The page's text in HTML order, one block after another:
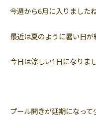
今週から6月に入りました
最近は夏のように暑い日
今日は涼しい1日になりま
プール開きが延期になっ